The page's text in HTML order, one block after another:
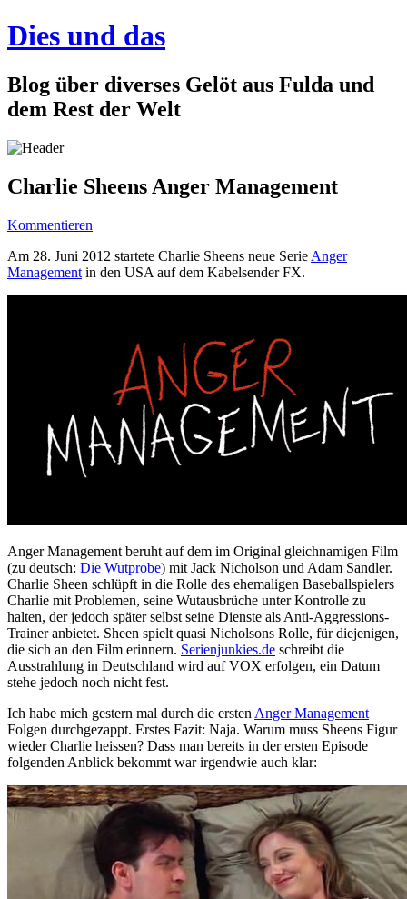
Dies und das
Blog über diverses Gelöt aus Fulda und
dem Rest der Welt
Charlie Sheens Anger Management
Kommentieren
Am 28. Juni 2012 startete Charlie Sheens neue Serie Anger
Management in den USA auf dem Kabelsender FX.
Anger Management beruht auf dem im Original gleichnamigen Film
(zu deutsch: Die Wutprobe) mit Jack Nicholson und Adam Sandler.
Charlie Sheen schlüpft in die Rolle des ehemaligen Baseballspielers
Charlie mit Problemen, seine Wutausbrüche unter Kontrolle zu
halten, der jedoch später selbst seine Dienste als Anti-Aggressions-
Trainer anbietet. Sheen spielt quasi Nicholsons Rolle, für diejenigen,
die sich an den Film erinnern. Serienjunkies.de schreibt die
Ausstrahlung in Deutschland wird auf VOX erfolgen, ein Datum
stehe jedoch noch nicht fest.
Ich habe mich gestern mal durch die ersten Anger Management
Folgen durchgezappt. Erstes Fazit: Naja. Warum muss Sheens Figur
wieder Charlie heissen? Dass man bereits in der ersten Episode
folgenden Anblick bekommt war irgendwie auch klar: